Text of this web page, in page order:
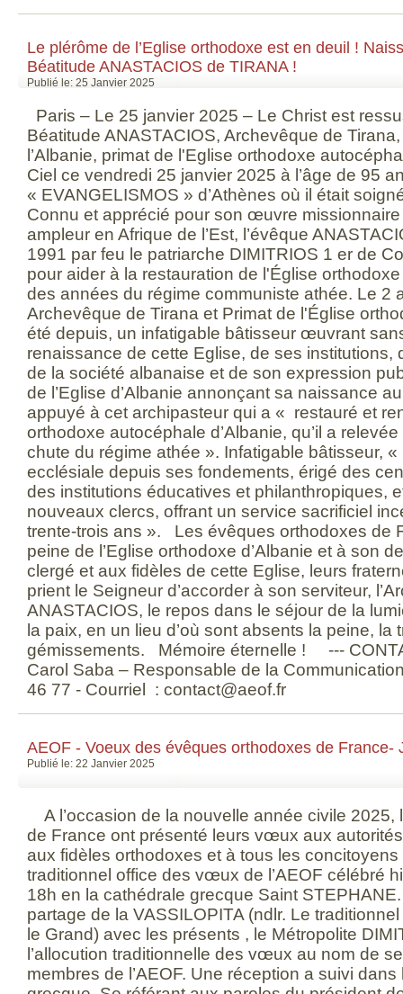
Le plérôme de l’Eglise orthodoxe est en deuil !
Béatitude ANASTACIOS de TIRANA !
Publié le: 25 Janvier 2025
Paris – Le 25 janvier 2025 – Le Christ est
Béatitude ANASTACIOS, Archevêque de
l’Albanie, primat de l'Eglise orthodoxe
Ciel ce vendredi 25 janvier 2025 à l’âge de 95
« EVANGELISMOS » d’Athènes où il était
Connu et apprécié pour son œuvre
ampleur en Afrique de l’Est, l’évêque
1991 par feu le patriarche DIMITRIOS 1 er de
pour aider à la restauration de l'Église
des années du régime communiste athée. Le 2
Archevêque de Tirana et Primat de l'Église
été depuis, un infatigable bâtisseur œuvrant
renaissance de cette Eglise, de ses institutions,
de la société albanaise et de son expression
de l’Eglise d’Albanie annonçant sa naissance
appuyé à cet archipasteur qui a « restauré et
orthodoxe autocéphale d’Albanie, qu’il a
chute du régime athée ». Infatigable bâtisseur,
ecclésiale depuis ses fondements, érigé des
des institutions éducatives et philanthropiques,
nouveaux clercs, offrant un service sacrificiel
trente-trois ans ». Les évêques orthodoxes de
peine de l’Eglise orthodoxe d’Albanie et à son
clergé et aux fidèles de cette Eglise, leurs
prient le Seigneur d’accorder à son serviteur,
ANASTACIOS, le repos dans le séjour de la
la paix, en un lieu d’où sont absents la peine, la
gémissements. Mémoire éternelle ! ---
Carol Saba – Responsable de la
46 77 - Courriel : contact@aeof.fr
AEOF - Voeux des évêques orthodoxes de France-
Publié le: 22 Janvier 2025
A l’occasion de la nouvelle année civile
de France ont présenté leurs vœux aux
aux fidèles orthodoxes et à tous les
traditionnel office des vœux de l’AEOF célébré
18h en la cathédrale grecque Saint
partage de la VASSILOPITA (ndlr. Le
le Grand) avec les présents , le Métropolite
l’allocution traditionnelle des vœux au nom de
membres de l’AEOF. Une réception a suivi